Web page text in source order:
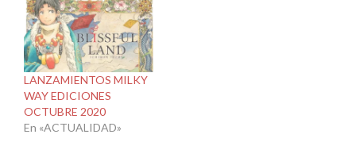
LANZAMIENTOS MILKY
WAY EDICIONES
OCTUBRE 2020
En «ACTUALIDAD»